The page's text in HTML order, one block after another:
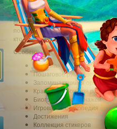
За дело берутся отважные
стабилизировать инфраструктуру
преследуют нечто скрытое, вам
последствиями каждого прорыва.
кто-либо предполагал!
Особенности коллекционного
Бонусная глава с 15
Пошаговое руководство по
Запоминающийся
Красивые обои для
Биография персонажей
Игровая энциклопедия
Достижения
Коллекция стикеров